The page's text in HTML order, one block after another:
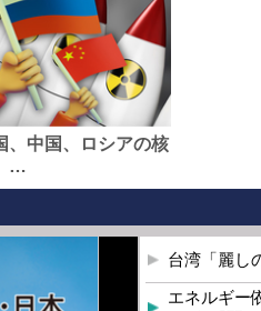
、中国、ロシアの核
…
台湾「麗し
エネルギ